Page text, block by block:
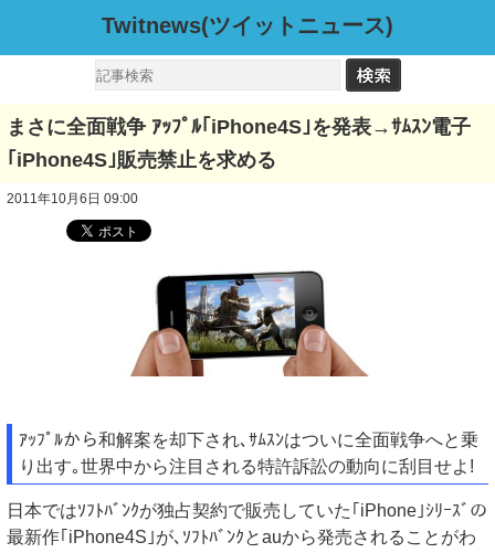
Twitnews(ツイットニュース)
まさに全面戦争 ｱｯﾌﾟﾙ｢iPhone4S｣を発表→ｻﾑｽﾝ電子
｢iPhone4S｣販売禁止を求める
2011年10月6日 09:00
ｱｯﾌﾟﾙから和解案を却下され､ｻﾑｽﾝはついに全面戦争へと乗
り出す｡世界中から注目される特許訴訟の動向に刮目せよ!
日本ではｿﾌﾄﾊﾞﾝｸが独占契約で販売していた｢iPhone｣ｼﾘｰｽﾞの
最新作｢iPhone4S｣が､ｿﾌﾄﾊﾞﾝｸとauから発売されることがわ